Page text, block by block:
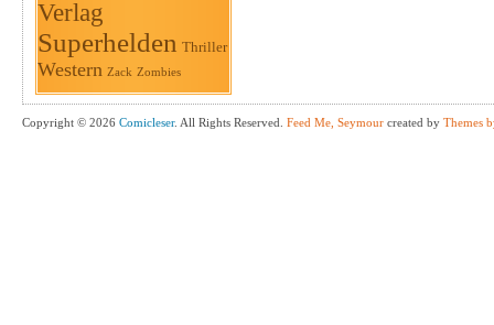
Verlag
Superhelden Thriller
Western Zack Zombies
Copyright © 2026 Comicleser. All Rights Reserved. Feed Me, Seymour created by Themes